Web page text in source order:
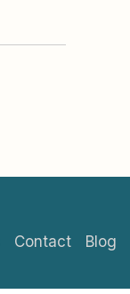
Contact Blog